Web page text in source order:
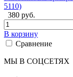
5110)
380 руб.
В корзину
Сравнение
МЫ В СОЦСЕТЯХ